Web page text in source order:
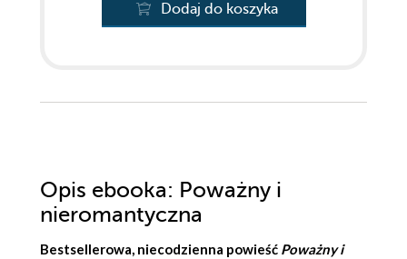
Dodaj do koszyka
Opis ebooka: Poważny i
nieromantyczna
Bestsellerowa, niecodzienna powieść Poważny i